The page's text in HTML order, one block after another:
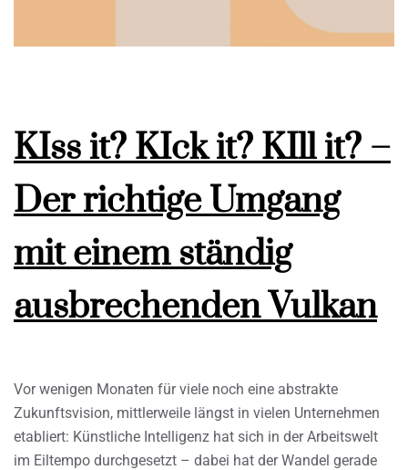
KIss it? KIck it? KIll it? –
Der richtige Umgang
mit einem ständig
ausbrechenden Vulkan
Vor wenigen Monaten für viele noch eine abstrakte
Zukunftsvision, mittlerweile längst in vielen Unternehmen
etabliert: Künstliche Intelligenz hat sich in der Arbeitswelt
im Eiltempo durchgesetzt – dabei hat der Wandel gerade